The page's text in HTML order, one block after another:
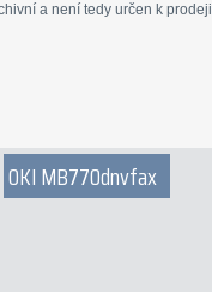
a není tedy určen k prodeji
OKI MB770dnvfax